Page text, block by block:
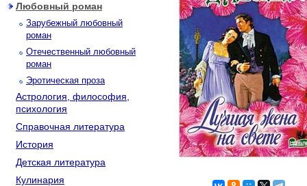
Любовный роман
Зарубежный любовный
роман
Отечественный любовный
роман
Эротическая проза
Астрология, философия,
психология
Справочная литература
История
Детская литература
Кулинария